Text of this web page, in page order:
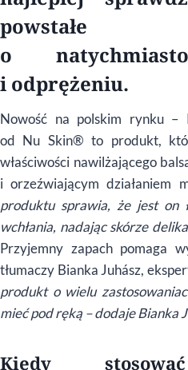
o
i odprężeniu.
Nowość na polskim rynku –
od Nu Skin® to produkt,
właściwości nawilżającego
i orzeźwiającym działaniem
produktu sprawia, że jest on
wchłania, nadając skórze
Przyjemny zapach pomaga
tłumaczy Bianka Juhász,
produkt o wielu
mieć pod ręką – dodaje Bianka
Kiedy